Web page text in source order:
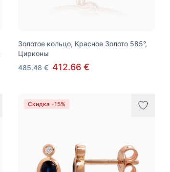
Золотое кольцо, Красное Золото 585°,
Цирконы
485.48 € 412.66 €
Скидка -15%